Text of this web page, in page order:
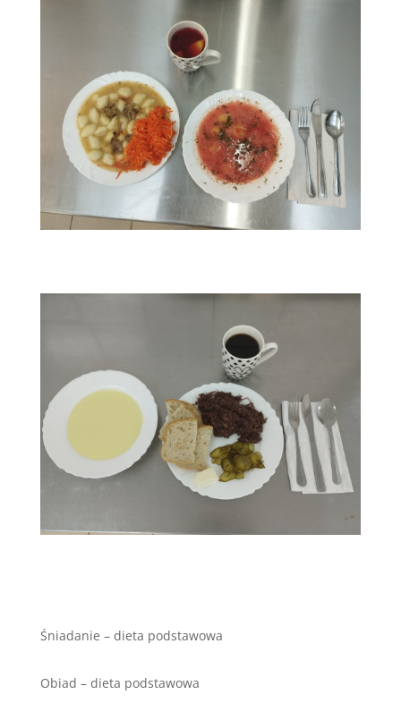
Śniadanie – dieta podstawowa
Obiad – dieta podstawowa